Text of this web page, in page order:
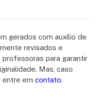
gerados com auxílio de
revisados e
para garantir
Mas, caso
entre em contato.